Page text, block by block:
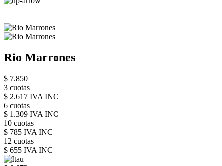
Rio Marrones
$ 7.850
3 cuotas
$ 2.617 IVA INC
6 cuotas
$ 1.309 IVA INC
10 cuotas
$ 785 IVA INC
12 cuotas
$ 655 IVA INC